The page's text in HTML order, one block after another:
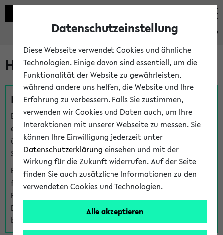
eKVV
Hilfe & Kontakt
Fragen zu einzelnen Veranstaltungen
Bei inhaltlichen und organisatorischen Fragen zu
einzelnen Veranstaltungen finden Sie Ansprechpersonen
über denFragen-Link bei jeder Veranstaltung. Der BIS
Support kann hier meist keine direkte Hilfe leisten.
Bei Veranstaltungen mit eKVV Teilnahmemanagement
finden Sie eine Auskunft über die Personen, die Ihre
Platzzuteilung im eKVV eingetragen haben, auf der
Detailseite zum Teilnahmemanagement der
betreffenden Veranstaltung.
Datenschutzeinstellung
Diese Webseite verwendet Cookies und ähnliche
Technologien. Einige davon sind essentiell, um die
Funktionalität der Website zu gewährleisten,
während andere uns helfen, die Website und Ihre
Erfahrung zu verbessern. Falls Sie zustimmen,
verwenden wir Cookies und Daten auch, um Ihre
Interaktionen mit unserer Webseite zu messen. Sie
können Ihre Einwilligung jederzeit unter
Datenschutzerklärung einsehen und mit der
Wirkung für die Zukunft widerrufen. Auf der Seite
finden Sie auch zusätzliche Informationen zu den
verwendeten Cookies und Technologien.
Alle akzeptieren